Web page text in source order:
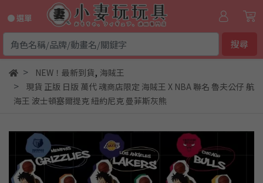
● 選單
搜尋
NEW！最新到貨, 海賊王
現貨 正版 日版 萬代 魂商店限定 海賊王 X NBA 聯名 魯夫公仔 航
海王 波士頓塞爾提克 紐約尼克 曼菲斯灰熊